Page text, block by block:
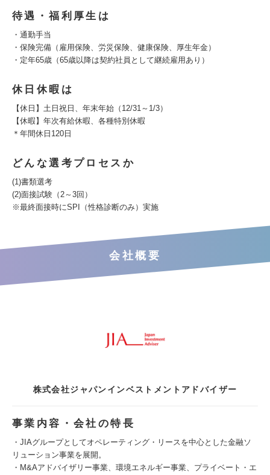
待遇・福利厚生は
・通勤手当
・保険完備（雇用保険、労災保険、健康保険、厚生年金）
・定年65歳（65歳以降は契約社員として継続雇用あり）
休日休暇は
【休日】土日祝日、年末年始（12/31～1/3）
【休暇】年次有給休暇、各種特別休暇
＊年間休日120日
どんな選考プロセスか
(1)書類選考
(2)面接試験（2～3回）
※最終面接時にSPI（性格診断のみ）実施
会社概要
株式会社ジャパンインベストメントアドバイザー
事業内容・会社の特長
・JIAグループとしてオペレーティング・リースを中心とした金融ソ
リューション事業を展開。
・M&Aアドバイザリー事業、環境エネルギー事業、プライベート・エ